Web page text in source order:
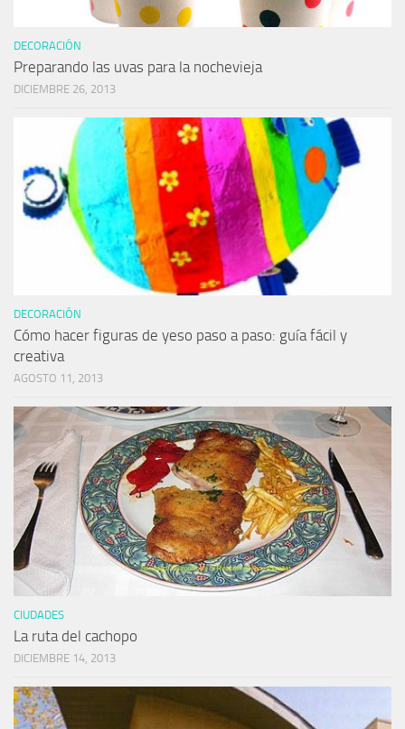
DECORACIÓN
Preparando las uvas para la nochevieja
DICIEMBRE 26, 2013
DECORACIÓN
Cómo hacer figuras de yeso paso a paso: guía fácil y
creativa
AGOSTO 11, 2013
CIUDADES
La ruta del cachopo
DICIEMBRE 14, 2013